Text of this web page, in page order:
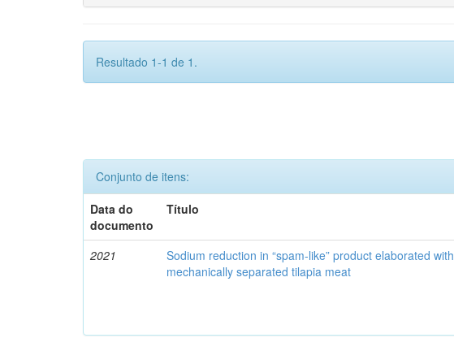
Resultado 1-1 de 1.
Conjunto de itens:
Data do
documento
Título
2021
Sodium reduction in “spam-like” product elaborated with
mechanically separated tilapia meat